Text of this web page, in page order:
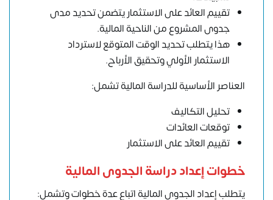
تقييم العائد على الاستثمار يتضمن تحديد مدى
جدوى المشروع من الناحية المالية.
هذا يتطلب تحديد الوقت المتوقع لاسترداد
الاستثمار الأولي وتحقيق الأرباح.
العناصر الأساسية للدراسة المالية تشمل:
تحليل التكاليف
توقعات العائدات
تقييم العائد على الاستثمار
خطوات إعداد دراسة الجدوى المالية
يتطلب إعداد الجدوى المالية اتباع عدة خطوات وتشمل: